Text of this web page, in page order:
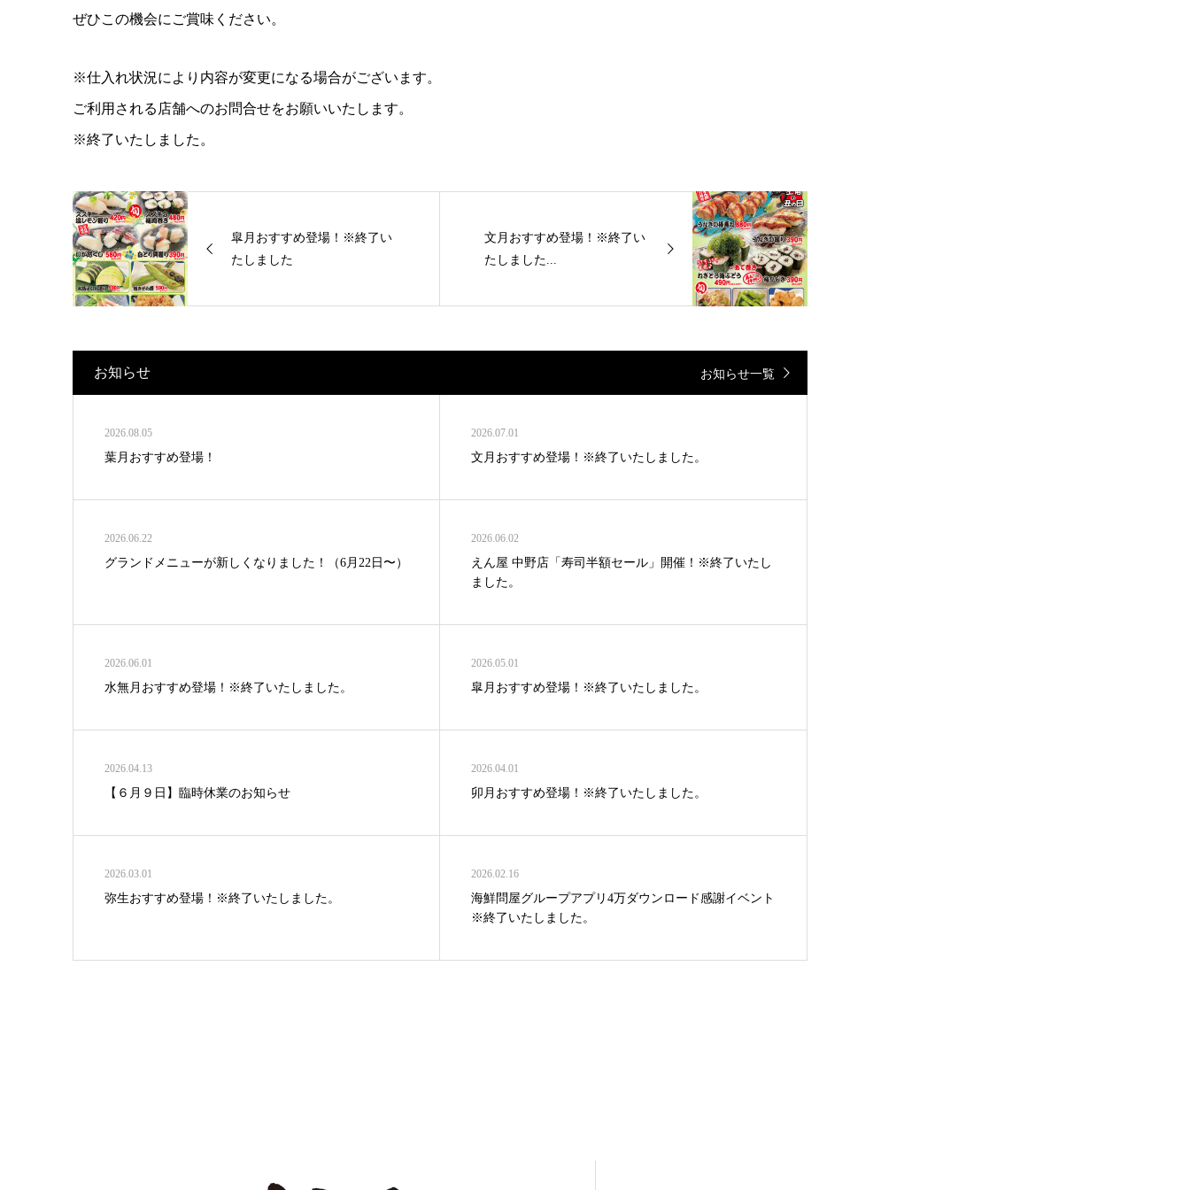
ぜひこの機会にご賞味ください。
※仕入れ状況により内容が変更になる場合がございます。
ご利用される店舗へのお問合せをお願いいたします。
※終了いたしました。
皐月おすすめ登場！※終了い
たしました
文月おすすめ登場！※終了い
たしました...
お知らせ お知らせ一覧
2026.08.05
葉月おすすめ登場！
2026.07.01
文月おすすめ登場！※終了いたしました。
2026.06.22
グランドメニューが新しくなりました！（6月22日〜）
2026.06.02
えん屋 中野店「寿司半額セール」開催！※終了いたし
ました。
2026.06.01
水無月おすすめ登場！※終了いたしました。
2026.05.01
皐月おすすめ登場！※終了いたしました。
2026.04.13
【６月９日】臨時休業のお知らせ
2026.04.01
卯月おすすめ登場！※終了いたしました。
2026.03.01
弥生おすすめ登場！※終了いたしました。
2026.02.16
海鮮問屋グループアプリ4万ダウンロード感謝イベント
※終了いたしました。